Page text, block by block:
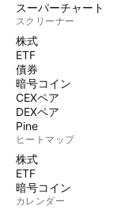
スーパーチャート
スクリーナー
株式
ETF
債券
暗号コイン
CEXペア
DEXペア
Pine
ヒートマップ
株式
ETF
暗号コイン
カレンダー